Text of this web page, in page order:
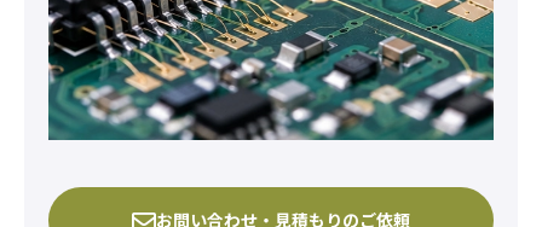
お問い合わせ・見積もりのご依頼